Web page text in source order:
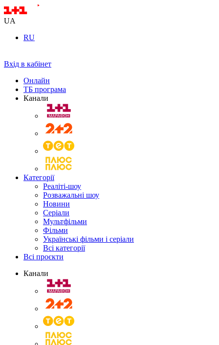
UA
RU
Вхід в кабінет
Онлайн
ТБ програма
Канали
Категорії
Реаліті-шоу
Розважальні шоу
Новини
Серіали
Мультфільми
Фільми
Українські фільми і серіали
Всі категорії
Всі проєкти
Канали